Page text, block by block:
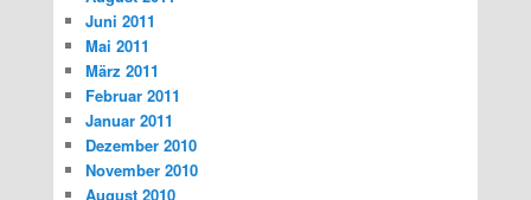
Juni 2011
Mai 2011
März 2011
Februar 2011
Januar 2011
Dezember 2010
November 2010
August 2010